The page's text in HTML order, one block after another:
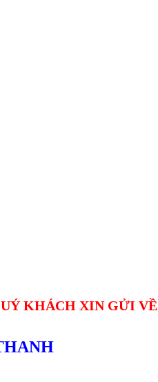
KHÁCH XIN GỬI VỀ